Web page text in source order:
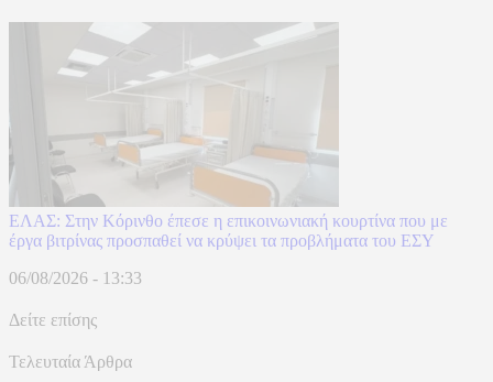
ΕΛΑΣ: Στην Κόρινθο έπεσε η επικοινωνιακή κουρτίνα που με
έργα βιτρίνας προσπαθεί να κρύψει τα προβλήματα του ΕΣΥ
06/08/2026 - 13:33
Δείτε επίσης
Τελευταία Άρθρα